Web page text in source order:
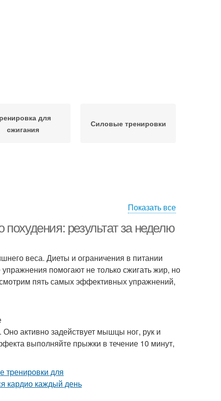
для
сжигания
Силовые тренировки
Показать все
результат за неделю
веса. Диеты и ограничения в питании
помогают не только сжигать жир, но
пять самых эффективных упражнений,
активно задействует мышцы ног, рук и
выполняйте прыжки в течение 10 минут,